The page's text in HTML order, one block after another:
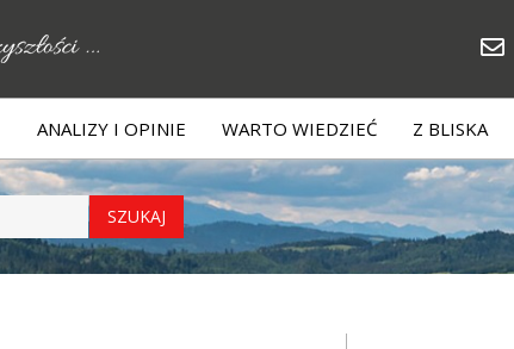
ANALIZY I OPINIE WARTO WIEDZIEĆ Z BLISKA